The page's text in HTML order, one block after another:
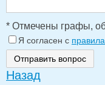
* Отмечены графы,
Я согласен с
Назад